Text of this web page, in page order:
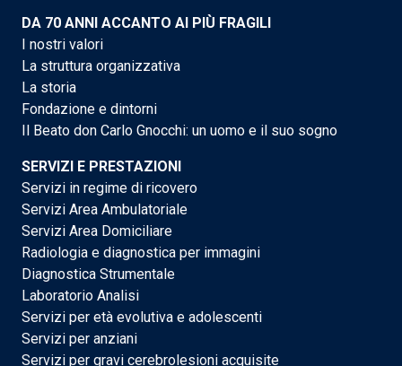
DA 70 ANNI ACCANTO AI PIÙ FRAGILI
I nostri valori
La struttura organizzativa
La storia
Fondazione e dintorni
Il Beato don Carlo Gnocchi: un uomo e il suo sogno
SERVIZI E PRESTAZIONI
Servizi in regime di ricovero
Servizi Area Ambulatoriale
Servizi Area Domiciliare
Radiologia e diagnostica per immagini
Diagnostica Strumentale
Laboratorio Analisi
Servizi per età evolutiva e adolescenti
Servizi per anziani
Servizi per gravi cerebrolesioni acquisite